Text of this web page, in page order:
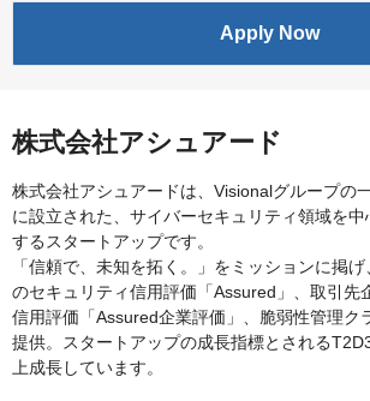
Apply Now
株式会社アシュアード
株式会社アシュアードは、Visionalグループの
に設立された、サイバーセキュリティ領域を
するスタートアップです。
「信頼で、未知を拓く。」をミッションに掲
のセキュリティ信用評価「Assured」、取引先
信用評価「Assured企業評価」、脆弱性管理ク
提供。スタートアップの成長指標とされる
上成長しています。